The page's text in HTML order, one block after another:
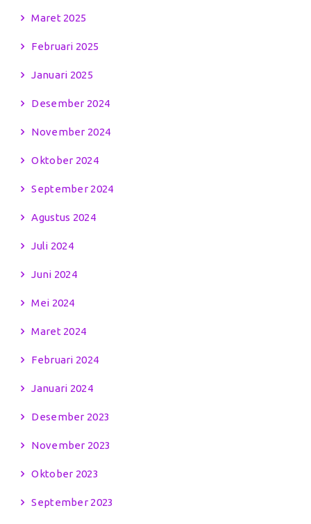
Maret 2025
Februari 2025
Januari 2025
Desember 2024
November 2024
Oktober 2024
September 2024
Agustus 2024
Juli 2024
Juni 2024
Mei 2024
Maret 2024
Februari 2024
Januari 2024
Desember 2023
November 2023
Oktober 2023
September 2023